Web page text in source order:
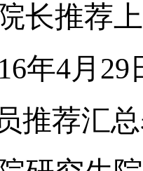
长推荐
年4月29
推荐汇